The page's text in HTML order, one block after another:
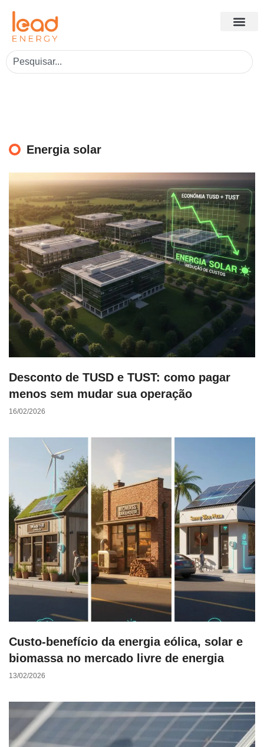
Energia solar
Desconto de TUSD e TUST: como pagar
menos sem mudar sua operação
16/02/2026
Custo-benefício da energia eólica, solar e
biomassa no mercado livre de energia
13/02/2026